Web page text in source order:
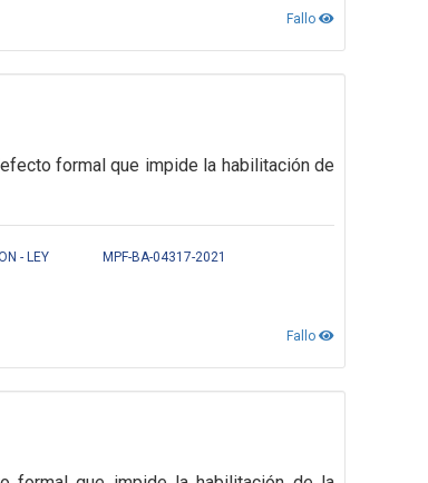
Fallo
formal que impide la habilitación de
- LEY
MPF-BA-04317-2021
Fallo